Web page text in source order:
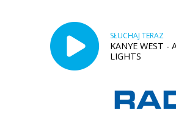
SŁUCHAJ TERAZ
KANYE WEST -
LIGHTS